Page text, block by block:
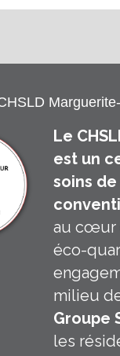
Le
est un
soins
au cœur
éco-
milieu
Groupe
les